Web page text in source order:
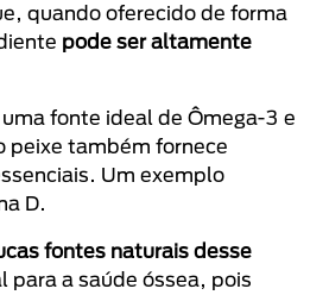
quando oferecido de forma
pode ser altamente
fonte ideal de Ômega-3 e
peixe também fornece
Um exemplo
D.
fontes naturais desse
para a saúde óssea, pois